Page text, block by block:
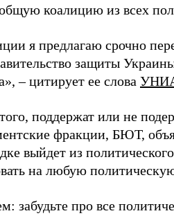
коалицию из всех
я предлагаю срочно
защиты
– цитирует ее слова
поддержат или не
фракции, БЮТ,
выйдет из
на любую
забудьте про все